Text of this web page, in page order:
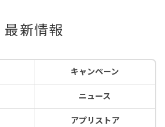
最新情報
キャンペーン
ニュース
アプリストア